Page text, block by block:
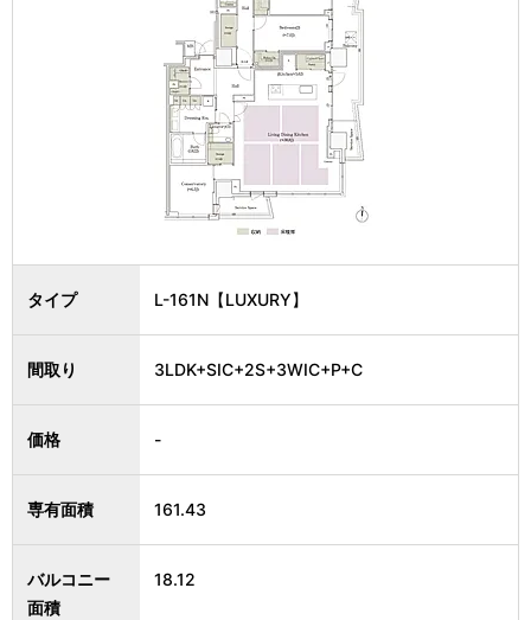
タイプ L-161N【LUXURY】
間取り 3LDK+SIC+2S+3WIC+P+C
価格 -
専有面積 161.43
バルコニー
面積
18.12